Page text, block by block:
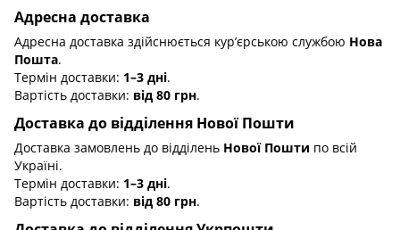
Адресна доставка
Адресна доставка здійснюється кур’єрською службою Нова
Пошта.
Термін доставки: 1–3 дні.
Вартість доставки: від 80 грн.
Доставка до відділення Нової Пошти
Доставка замовлень до відділень Нової Пошти по всій
Україні.
Термін доставки: 1–3 дні.
Вартість доставки: від 80 грн.